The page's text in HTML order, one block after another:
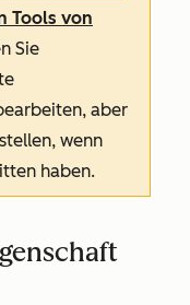
Tools von
Sie
aber
wenn
haben.